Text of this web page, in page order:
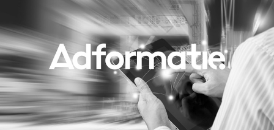
Menu
Home
9 sept: GenAI-training
12 nov: MarketingLive!
Adverteren